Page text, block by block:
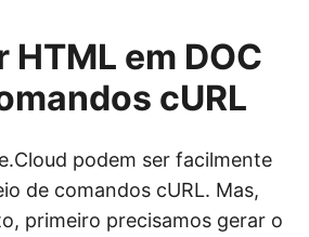
em DOC
cURL
podem ser facilmente
de comandos cURL. Mas,
primeiro precisamos gerar o